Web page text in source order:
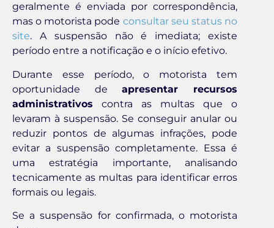
geralmente é enviada por correspondência,
mas o motorista pode consultar seu status no
site. A suspensão não é imediata; existe
período entre a notificação e o início efetivo.
Durante esse período, o motorista tem
oportunidade deapresentar recursos
administrativos contra as multas que o
levaram à suspensão. Se conseguir anular ou
reduzir pontos de algumas infrações, pode
evitar a suspensão completamente. Essa é
uma estratégia importante, analisando
tecnicamente as multas para identificar erros
formais ou legais.
Se a suspensão for confirmada, o motorista